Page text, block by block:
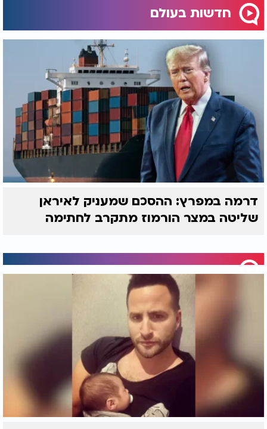
חדשות בעולם
דרמה במפרץ: ההסכם שמעניק לאיראן
שליטה במצר הורמוז מתקרב לחתימה